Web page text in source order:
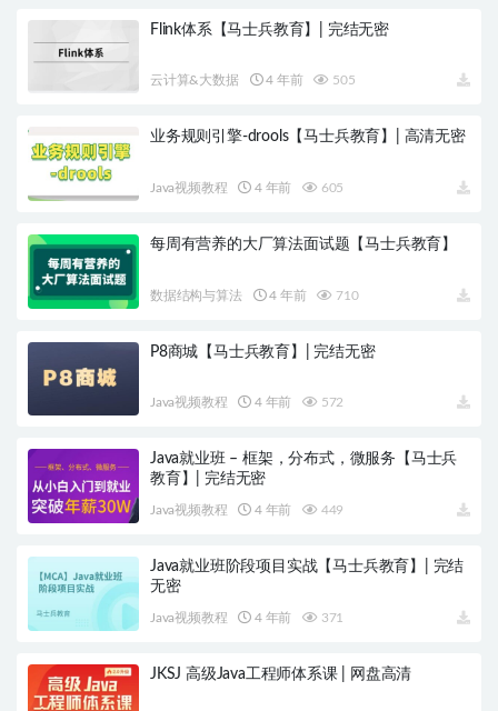
Flink体系【马士兵教育】| 完结无密
云计算&大数据 4 年前 505
业务规则引擎-drools【马士兵教育】| 高清无密
Java视频教程 4 年前 605
每周有营养的大厂算法面试题【马士兵教育】
数据结构与算法 4 年前 710
P8商城【马士兵教育】| 完结无密
Java视频教程 4 年前 572
Java就业班 – 框架，分布式，微服务【马士兵
教育】| 完结无密
Java视频教程 4 年前 449
Java就业班阶段项目实战【马士兵教育】| 完结
无密
Java视频教程 4 年前 371
JKSJ 高级Java工程师体系课 | 网盘高清